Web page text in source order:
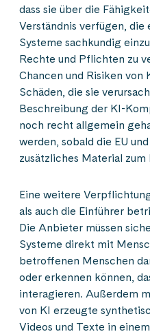
dass sie über die
Verständnis verfügen,
Systeme sachkundig
Rechte und Pflichten zu
Chancen und Risiken von
Schäden, die sie
Beschreibung der KI-
noch recht allgemein
werden, sobald die EU
zusätzliches Material
Eine weitere
als auch die Einführer
Die Anbieter müssen
Systeme direkt mit
betroffenen Menschen
oder erkennen können,
interagieren. Außerdem
von KI erzeugte
Videos und Texte in